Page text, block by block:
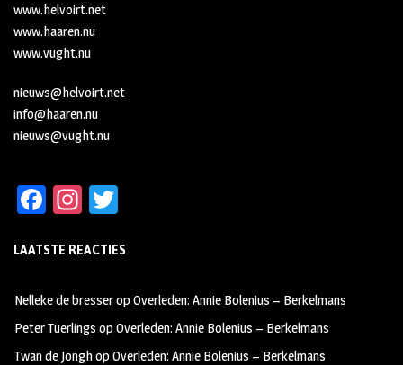
www.helvoirt.net
www.haaren.nu
www.vught.nu
nieuws@helvoirt.net
info@haaren.nu
nieuws@vught.nu
Fa
b
oo
k
In
ag
m
tt
LAATSTE REACTIES
Nelleke de bresseropOverleden: Annie Bolenius – Berkelmans
Peter Tuerlings opOverleden: Annie Bolenius – Berkelmans
Twan de JonghopOverleden: Annie Bolenius – Berkelmans